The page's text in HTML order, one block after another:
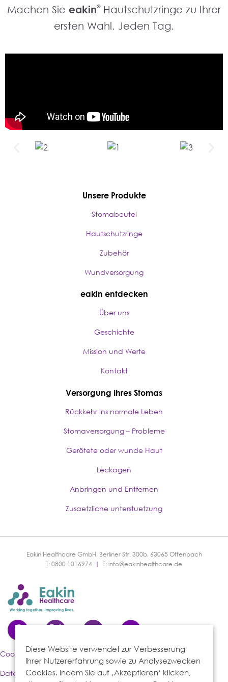
Machen Sie eakin®Hautschutzringe zu Ihrer
ersten Wahl. Jeden Tag.
Unsere Produkte
Stomabeutel
Hautschutzringe
Zubehör
Wundversorgung
eakin entdecken
Über uns
Geschichte
Mission und Werte
Kontakt
Versorgung Ihres Stomas
Rückkehr ins normale Leben
Stomaversorgung – Probleme
Gerötete oder wunde Haut
Leckagen
Anbringen und Entfernen
Zusaetzliche unterstuetzung
Eakin Healthcare GmbH, Berliner Str. 300b, 63065 Offenbach
T: 0800 1016974 | E: info@eakinhealthcare.de
Cookies-Richtlinie
Datenschutzerklärung
Diese Website verwendet zur Verbesserung
Ihrer Nutzererfahrung sowie zu Analysezwecken
Cookies. Indem Sie auf ‚Akzeptieren‘ klicken,